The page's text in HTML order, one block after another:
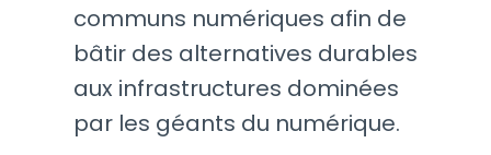
communs numériques afin de
bâtir des alternatives durables
aux infrastructures dominées
par les géants du numérique.